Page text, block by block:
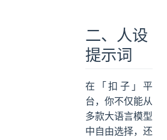
二、人设
提示词
在「扣子」平
台，你不仅能从
多款大语言模型
中自由选择，还